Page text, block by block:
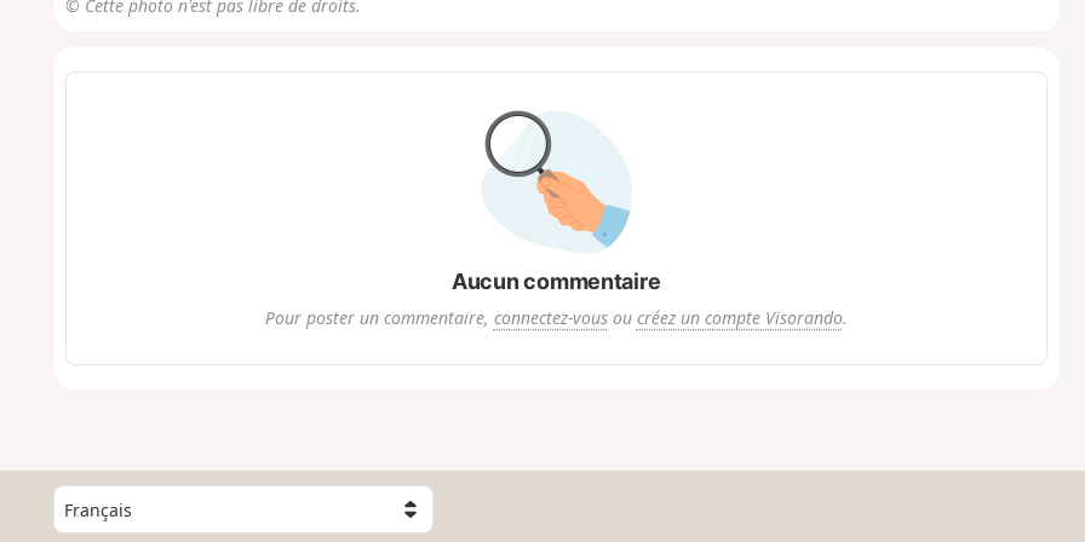
© Cette photo n'est pas libre de droits.
Aucun commentaire
Pour poster un commentaire, connectez-vousou créez un compte Visorando.
C
h